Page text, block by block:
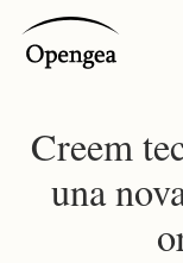
Creem
una